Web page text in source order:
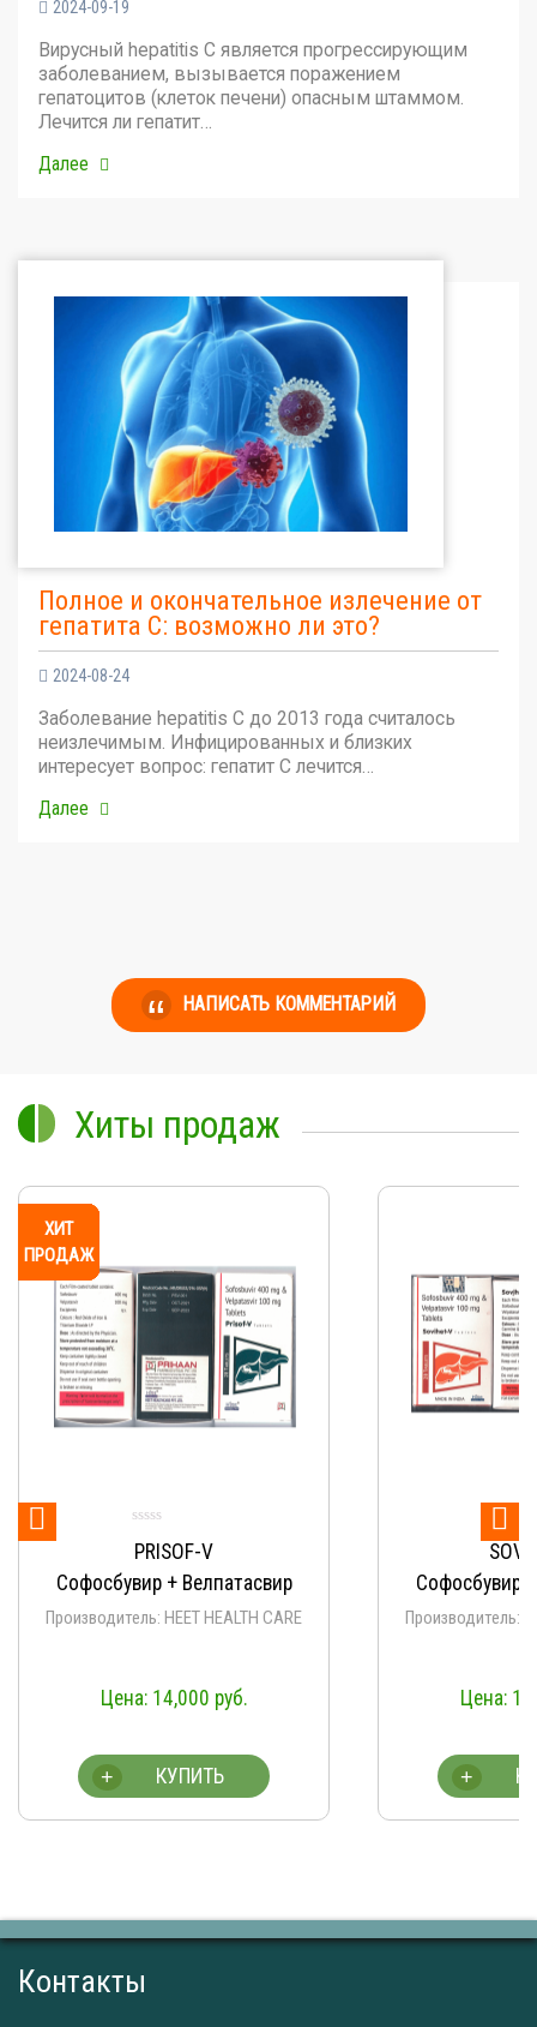
2024-09-19
Вирусный hepatitis C является прогрессирующим
заболеванием, вызывается поражением
гепатоцитов (клеток печени) опасным штаммом.
Лечится ли гепатит…
Далее
Полное и окончательное излечение от
гепатита С: возможно ли это?
2024-08-24
Заболевание hepatitis C до 2013 года считалось
неизлечимым. Инфицированных и близких
интересует вопрос: гепатит С лечится…
Далее
НАПИСАТЬ КОММЕНТАРИЙ
Хиты продаж
ХИТ
ПРОДАЖ
PRISOF-V
Софосбувир + Велпатасвир
Производитель: HEET HEALTH CARE
14,000 руб.
КУПИТЬ
+
ХИТ
ПРОДАЖ
Софосбувир
Производитель:
+
ХИТ
ПРОДАЖ
ХИТ
ПРОДАЖ
ХИТ
ПРОДАЖ
ХИТ
ПРОДАЖ
ХИТ
ПРОДАЖ
ХИТ
ПРОДАЖ
ХИТ
ПРОДАЖ
ХИТ
ПРОДАЖ
 
Контакты